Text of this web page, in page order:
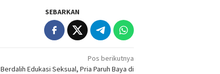
SEBARKAN
Pos berikutnya
Berdalih Edukasi Seksual, Pria Paruh Baya di